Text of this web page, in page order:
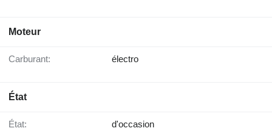
Moteur
Carburant: électro
État
État: d'occasion